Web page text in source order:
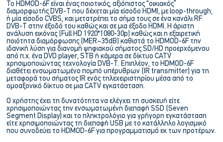
Το HDMOD-6F είναι ένας ποιοτικός, αξιόπιστος “οικιακός”
διαμορφωτής DVB-T που δέχεται μία είσοδο HDMI, με loop-through,
ή μία είσοδο CVBS, και μετατρέπει το σήμα τους σε ένα κανάλι RF
DVB-T στην έξοδό του καθώς και σε μια έξοδο HDMI. Η άριστη
ανάλυση εικόνας (Full HD 1920*1080-30p) καθώς και η εξαιρετική
ποιότητα διαμόρφωσης (MER~35dB) καθιστά το HDMOD-6F την
ιδανική λύση για διανομή ψηφιακού σήματος SD/HD προερχόμενου
από π.χ. ένα DVD player, STB ή κάμερα σε δίκτυο CATV
χρησιμοποιώντας τεχνολογία DVB-T. Επιπλέον, το HDMOD-6F
διαθέτει ενσωματωμένο πομπό υπέρυθρων (IR transmitter) για τη
μεταφορά του σήματος IR ενός τηλεχειριστηρίου μέσα από το
ομοαξονικό δίκτυο σε μια CATV εγκατάσταση.
Ο χρήστης έχει τη δυνατότητα να ελέγχει τη συσκευή είτε
χρησιμοποιώντας την ενσωματωμένη διεπαφή SSD (Seven
Segment Display) και το πληκτρολόγιο για γρήγορη εγκατάσταση
είτε χρησιμοποιώντας τη διεπαφή USB με το κατάλληλο λογισμικό
που συνοδεύει το HDMOD-6F για προγραμματισμό εκ των προτέρων.